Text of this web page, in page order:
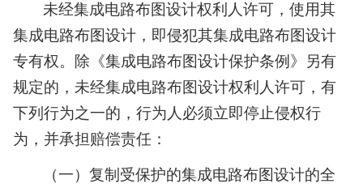
未经集成电路布图设计权利人许可，使用其
集成电路布图设计，即侵犯其集成电路布图设计
专有权。除《集成电路布图设计保护条例》另有
规定的，未经集成电路布图设计权利人许可，有
下列行为之一的，行为人必须立即停止侵权行
为，并承担赔偿责任：
（一）复制受保护的集成电路布图设计的全